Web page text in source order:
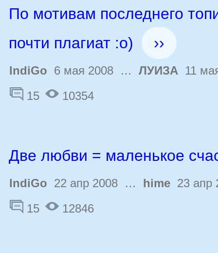
По мотивам последнего
почти плагиат :о)
››
IndiGo 6 мая 2008 … ЛУИЗА 11
15
10354
Две любви = маленькое
IndiGo 22 апр 2008 … hime 23 апр
15
12846